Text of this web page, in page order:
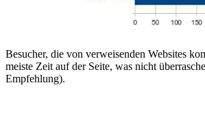
Besucher, die von verweisenden Websites
meiste Zeit auf der Seite, was nicht
Empfehlung).